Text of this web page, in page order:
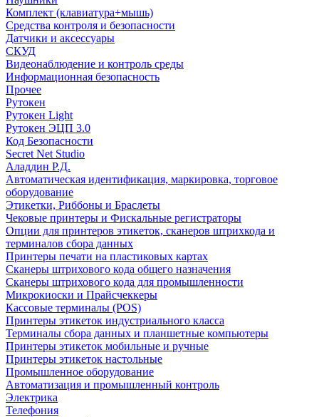
Комплект (клавиатура+мышь)
Средства контроля и безопасности
Датчики и аксессуары
СКУД
Видеонаблюдение и контроль среды
Информационная безопасность
Прочее
Рутокен
Рутокен Light
Рутокен ЭЦП 3.0
Код Безопасности
Secret Net Studio
Аладдин Р.Д.
Автоматическая идентификация, маркировка, торговое
оборудование
Этикетки, Риббоны и Браслеты
Чековые принтеры и Фискальные регистраторы
Опции для принтеров этикеток, сканеров штрихкода и
терминалов сбора данных
Принтеры печати на пластиковых картах
Сканеры штрихового кода общего назначения
Сканеры штрихового кода для промышленности
Микрокиоски и Прайсчеккеры
Кассовые терминалы (POS)
Принтеры этикеток индустриального класса
Терминалы сбора данных и планшетные компьютеры
Принтеры этикеток мобильные и ручные
Принтеры этикеток настольные
Промышленное оборудование
Автоматизация и промышленный контроль
Электрика
Телефония